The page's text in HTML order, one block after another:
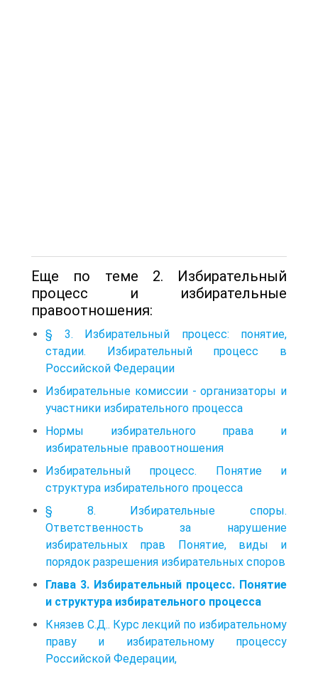
Еще по теме 2. Избирательный
процесс и избирательные
правоотношения:
§ 3. Избирательный процесс: понятие,
стадии. Избирательный процесс в
Российской Федерации
Избирательные комиссии - организаторы и
участники избирательного процесса
Нормы избирательного права и
избирательные правоотношения
Избирательный процесс. Понятие и
структура избирательного процесса
§ 8. Избирательные споры.
Ответственность за нарушение
избирательных прав Понятие, виды и
порядок разрешения избирательных споров
Глава 3. Избирательный процесс. Понятие
и структура избирательного процесса
Князев С.Д.. Курс лекций по избирательному
праву и избирательному процессу
Российской Федерации,